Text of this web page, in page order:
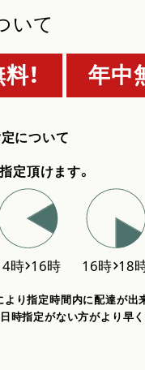
いて
！ 年中
について
定頂けます。
り指定時間内に配達が出
時指定がない方がより早